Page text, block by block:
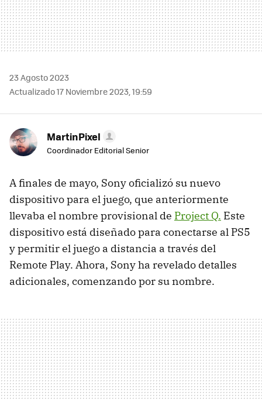
23 Agosto 2023
Actualizado 17 Noviembre 2023, 19:59
MartinPixel
Coordinador Editorial Senior
A finales de mayo, Sony oficializó su nuevo
dispositivo para el juego, que anteriormente
llevaba el nombre provisional de Project Q. Este
dispositivo está diseñado para conectarse al PS5
y permitir el juego a distancia a través del
Remote Play. Ahora, Sony ha revelado detalles
adicionales, comenzando por su nombre.